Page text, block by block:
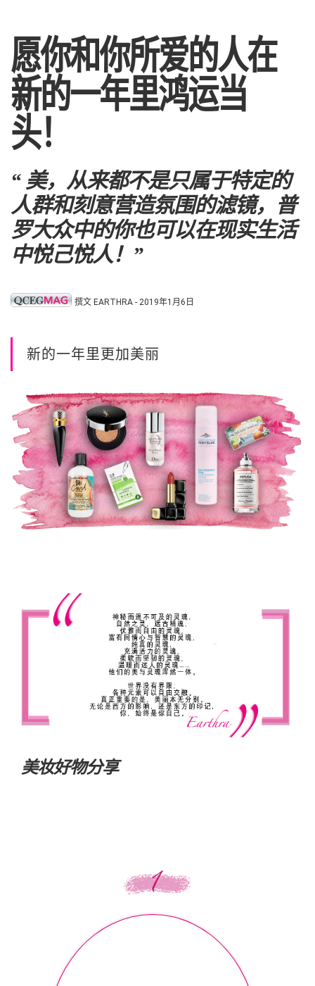
愿你和你所爱的人在
新的一年里鸿运当
头！
“ 美，从来都不是只属于特定的
人群和刻意营造氛围的滤镜，普
罗大众中的你也可以在现实生活
中悦己悦人！”
撰文 EARTHRA - 2019年1月6日
新的一年里更加美丽
美妆好物分享